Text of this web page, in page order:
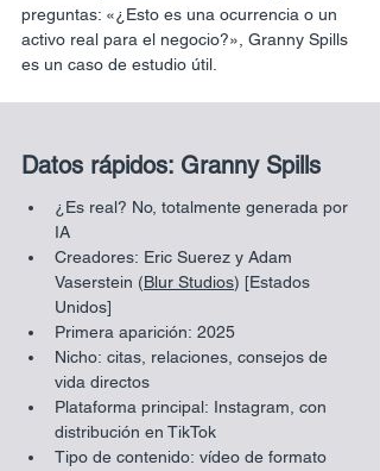
preguntas: «¿Esto es una ocurrencia o un
activo real para el negocio?», Granny Spills
es un caso de estudio útil.
Datos rápidos: Granny Spills
¿Es real? No, totalmente generada por
IA
Creadores: Eric Suerez y Adam
Vaserstein (Blur Studios) [Estados
Unidos]
Primera aparición: 2025
Nicho: citas, relaciones, consejos de
vida directos
Plataforma principal: Instagram, con
distribución en TikTok
Tipo de contenido: vídeo de formato